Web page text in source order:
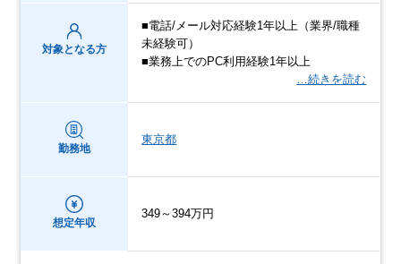
対象となる方
■電話/メール対応経験1年以上（業界/職種
未経験可）
■業務上でのPC利用経験1年以上
…続きを読む
勤務地
東京都
想定年収
349～394万円